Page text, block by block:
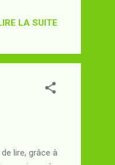
océans de
LA SUITE
lire, grâce à